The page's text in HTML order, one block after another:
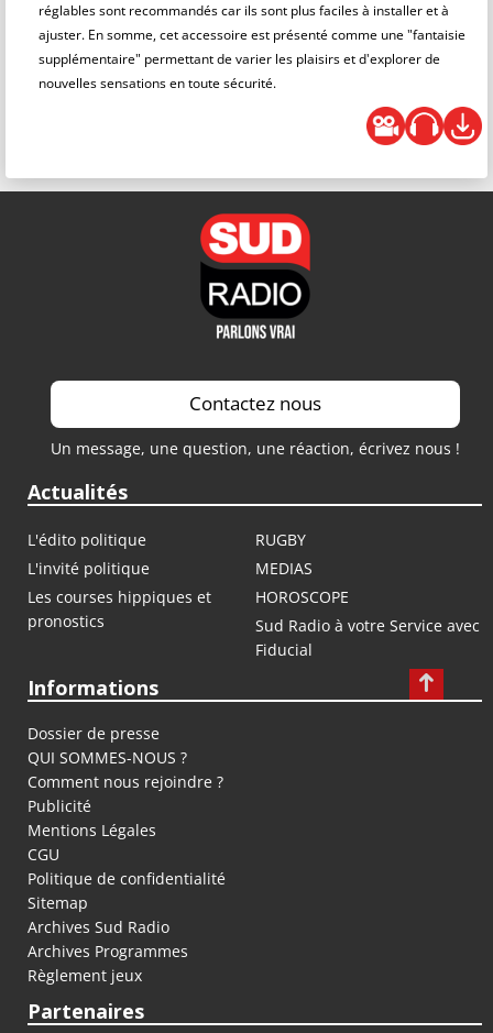
réglables sont recommandés car ils sont plus faciles à installer et à
ajuster. En somme, cet accessoire est présenté comme une "fantaisie
supplémentaire" permettant de varier les plaisirs et d'explorer de
nouvelles sensations en toute sécurité.
Contactez nous
Un message, une question, une réaction, écrivez nous !
Actualités
L'édito politique
RUGBY
L'invité politique
MEDIAS
Les courses hippiques et
pronostics
HOROSCOPE
Sud Radio à votre Service avec
Fiducial
Informations
Dossier de presse
QUI SOMMES-NOUS ?
Comment nous rejoindre ?
Publicité
Mentions Légales
CGU
Politique de confidentialité
Sitemap
Archives Sud Radio
Archives Programmes
Règlement jeux
Partenaires